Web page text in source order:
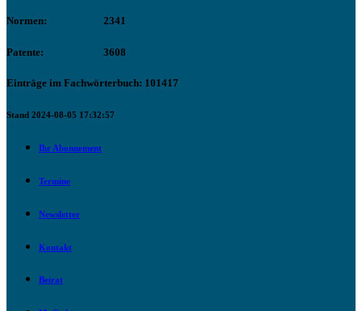
Normen: 2341
Patente: 3608
Einträge im Fachwörterbuch: 101417
Stand 2024-08-05 17:32:57
Ihr Abonnement
Termine
Newsletter
Kontakt
Beirat